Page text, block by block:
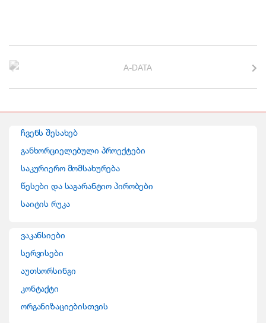
ჩვენს შესახებ
განხორციელებული პროექტები
საკურიერო მომსახურება
წესები და საგარანტიო პირობები
საიტის რუკა
ვაკანსიები
სერვისები
აუთსორსინგი
კონტაქტი
ორგანიზაციებისთვის